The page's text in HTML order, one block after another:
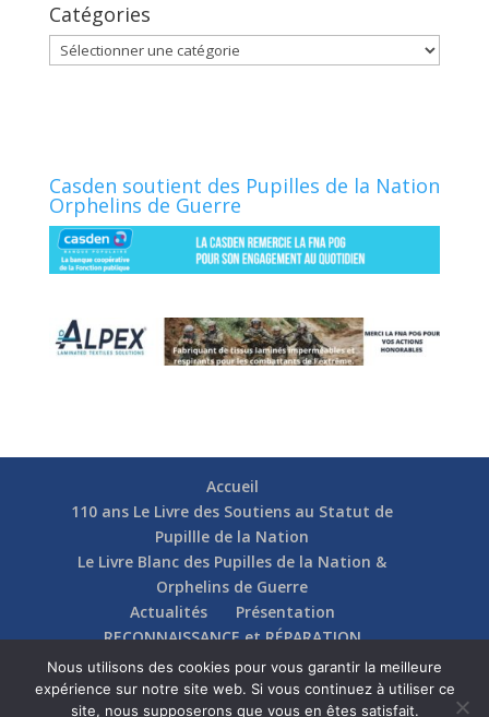
Catégories
Catégories
Casden soutient des Pupilles de la Nation
Orphelins de Guerre
Accueil
110 ans Le Livre des Soutiens au Statut de
Pupillle de la Nation
Le Livre Blanc des Pupilles de la Nation &
Orphelins de Guerre
Actualités
Présentation
RECONNAISSANCE et RÉPARATION
Nos soutiens
Fédérations
Actions
Communication
Contact
Nous utilisons des cookies pour vous garantir la meilleure
expérience sur notre site web. Si vous continuez à utiliser ce
site, nous supposerons que vous en êtes satisfait.